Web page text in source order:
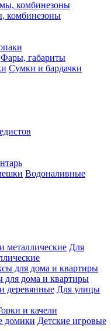
комбинезоны
Фары, габариты
Сумки и бардачки
Водоналивные
Для
для дома и квартиры
Для улицы
и качели
Детские игровые